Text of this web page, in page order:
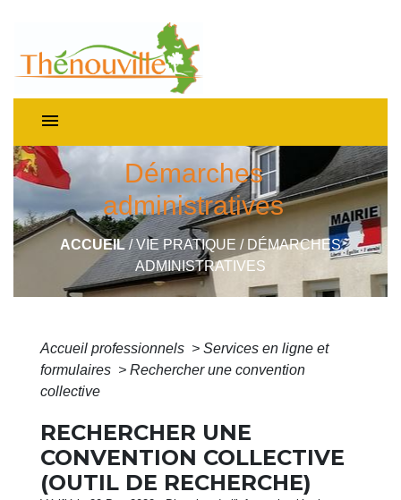
menu
Démarches
administratives
ACCUEIL/VIE PRATIQUE / DÉMARCHES
ADMINISTRATIVES
Accueil professionnels > Services en ligne et
formulaires > Rechercher une convention
collective
RECHERCHER UNE
CONVENTION COLLECTIVE
(OUTIL DE RECHERCHE)